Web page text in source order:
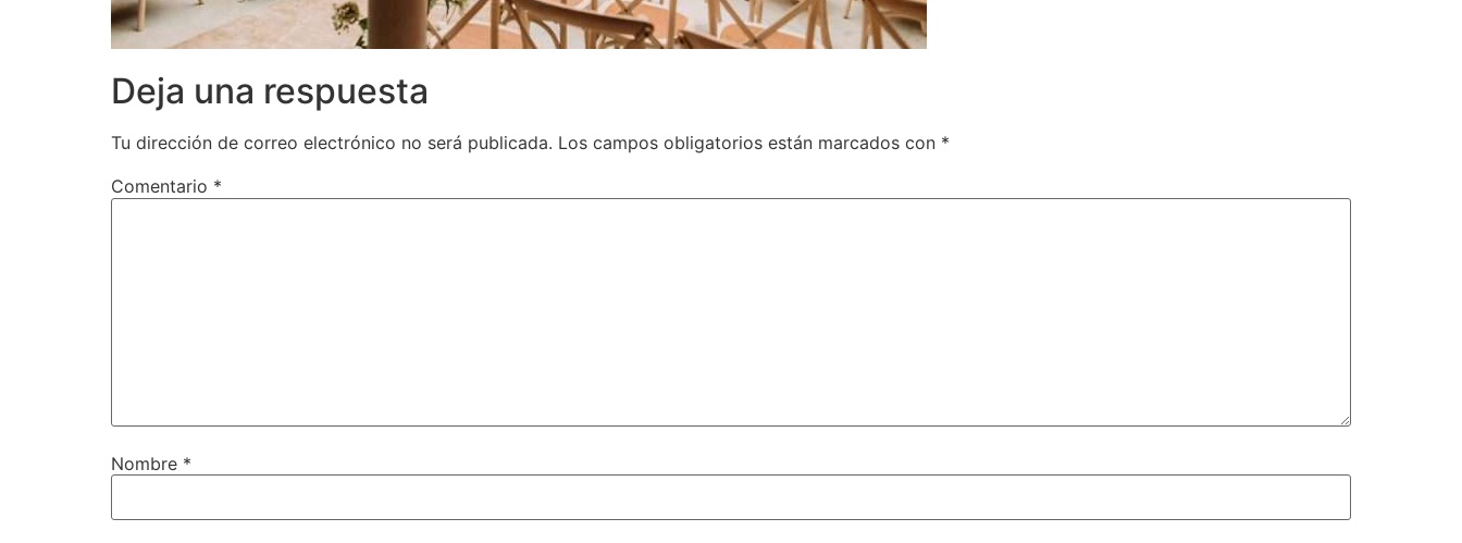
Deja una respuesta
Tu dirección de correo electrónico no será publicada. Los campos obligatorios están marcados con *
Comentario *
Nombre *